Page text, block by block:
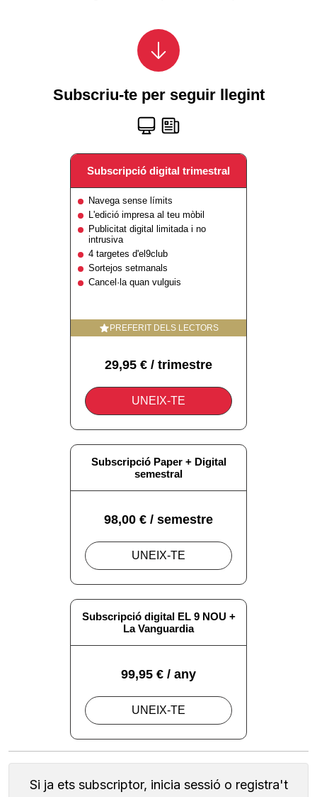
Si ja ets subscriptor, inicia sessió o registra't